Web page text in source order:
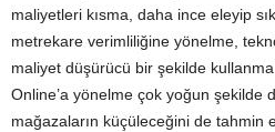
maliyetleri kısma, daha ince eleyip
metrekare verimliliğine yönelme,
maliyet düşürücü bir şekilde kullanma
Online’a yönelme çok yoğun şekilde
mağazaların küçüleceğini de tahmin